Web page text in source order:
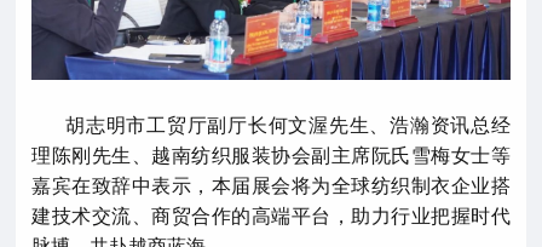
胡志明市工贸厅副厅长何文渥先生、浩瀚资讯总经
理陈刚先生、越南纺织服装协会副主席阮氏雪梅女士等
嘉宾在致辞中表示，本届展会将为全球纺织制衣企业搭
建技术交流、商贸合作的高端平台，助力行业把握时代